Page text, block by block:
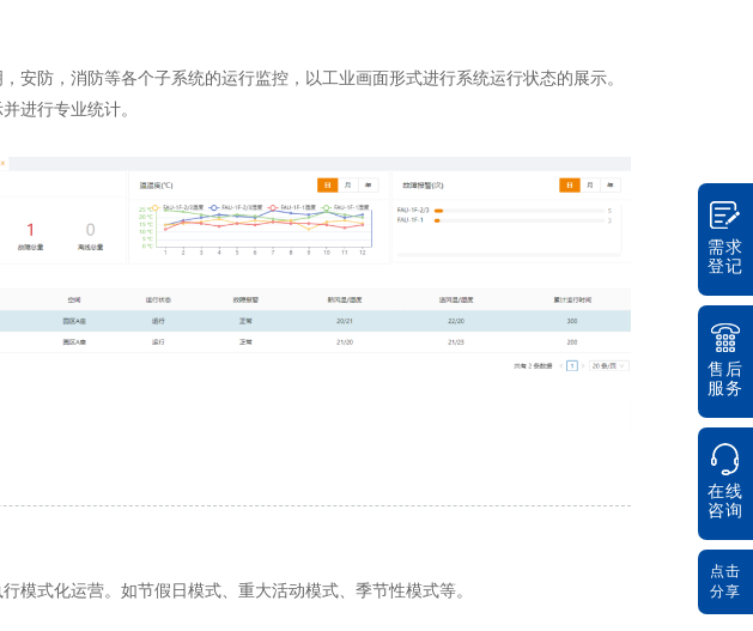
安防，消防等各个子系统的运行监控，以工业画面形式进行系统运行状态的展示。
进行专业统计。
模式化运营。如节假日模式、重大活动模式、季节性模式等。
需求
登记
售后
服务
在线
咨询
点击
分享